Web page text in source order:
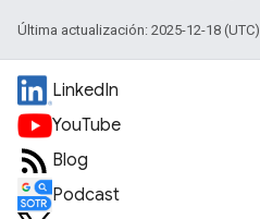
Última actualización: 2025-12-18 (UTC).
LinkedIn
YouTube
Blog
Podcast